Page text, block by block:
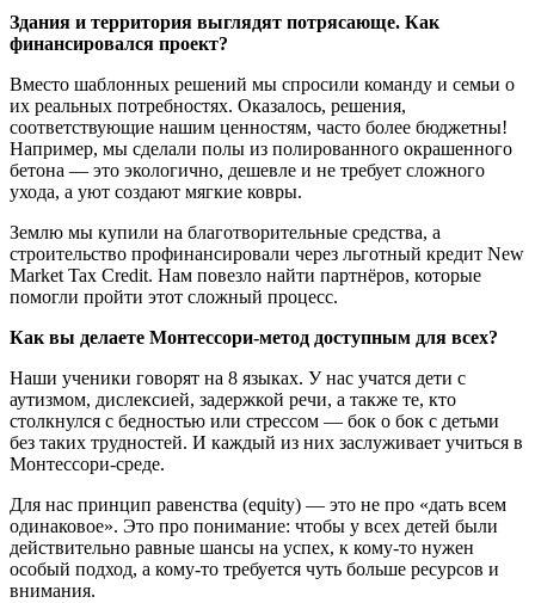
Здания и территория выглядят потрясающе. Как
финансировался проект?
Вместо шаблонных решений мы спросили команду и семьи о
их реальных потребностях. Оказалось, решения,
соответствующие нашим ценностям, часто более бюджетны!
Например, мы сделали полы из полированного окрашенного
бетона — это экологично, дешевле и не требует сложного
ухода, а уют создают мягкие ковры.
Землю мы купили на благотворительные средства, а
строительство профинансировали через льготный кредит New
Market Tax Credit. Нам повезло найти партнёров, которые
помогли пройти этот сложный процесс.
Как вы делаете Монтессори-метод доступным для всех?
Наши ученики говорят на 8 языках. У нас учатся дети с
аутизмом, дислексией, задержкой речи, а также те, кто
столкнулся с бедностью или стрессом — бок о бок с детьми
без таких трудностей. И каждый из них заслуживает учиться в
Монтессори-среде.
Для нас принцип равенства (equity) — это не про «дать всем
одинаковое». Это про понимание: чтобы у всех детей были
действительно равные шансы на успех, к кому-то нужен
особый подход, а кому-то требуется чуть больше ресурсов и
внимания.